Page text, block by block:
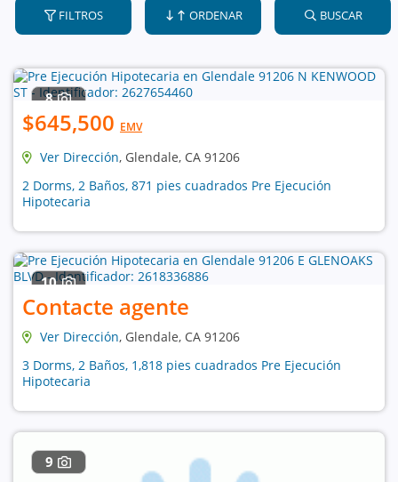
FILTROS ORDENAR BUSCAR
8
$645,500 EMV
Ver Dirección, Glendale, CA 91206
2 Dorms, 2 Baños, 871 pies cuadrados Pre Ejecución
Hipotecaria
10
Contacte agente
Ver Dirección, Glendale, CA 91206
3 Dorms, 2 Baños, 1,818 pies cuadrados Pre Ejecución
Hipotecaria
9